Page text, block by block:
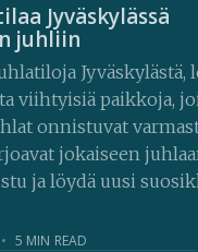
Jyväskylässä
juhliin
Jyväskylästä,
viihtyisiä paikkoja,
onnistuvat
jokaiseen
ja löydä uusi
• 5 MIN READ